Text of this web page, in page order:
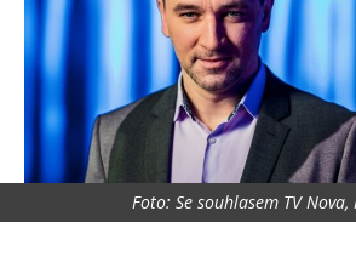
Foto: Se souhlasem TV Nova,